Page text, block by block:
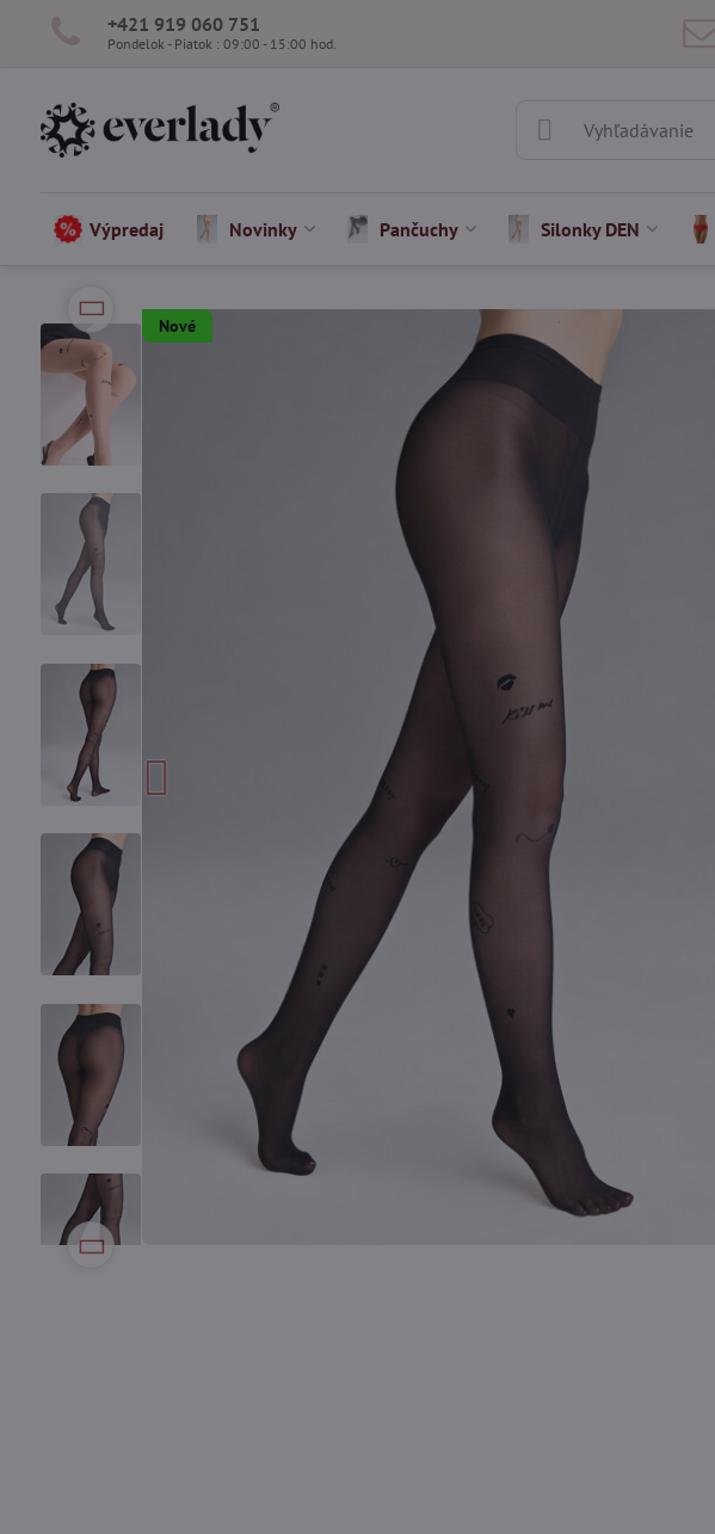
+421 919 060 751
Pondelok - Piatok : 09:00 - 15:00 hod.
Výpredaj Novinky Pančuchy Silonky DEN
Nové